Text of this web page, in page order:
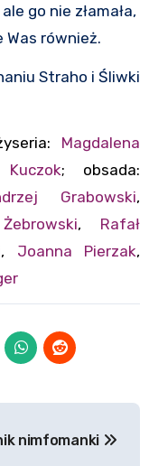
go nie złamała,
Was również.
Straho i Śliwki
Magdalena
; obsada:
Grabowski,
, Rafał
, Joanna Pierzak,
nimfomanki